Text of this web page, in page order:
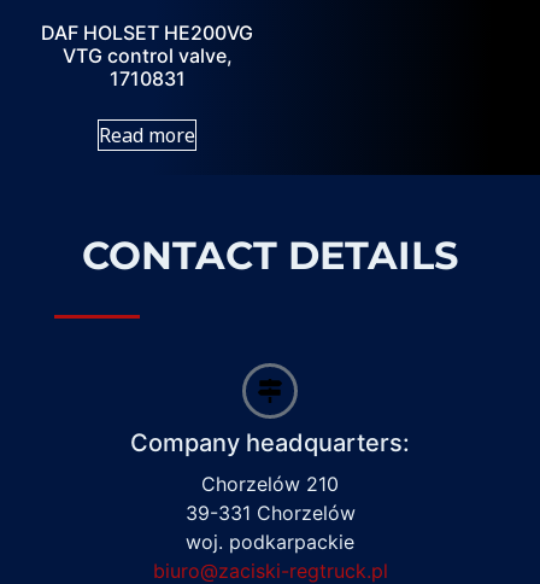
DAF HOLSET HE200VG
VTG control valve,
1710831
Read more
CONTACT DETAILS
Company headquarters:
Chorzelów 210
39-331 Chorzelów
woj. podkarpackie
biuro@zaciski-regtruck.pl